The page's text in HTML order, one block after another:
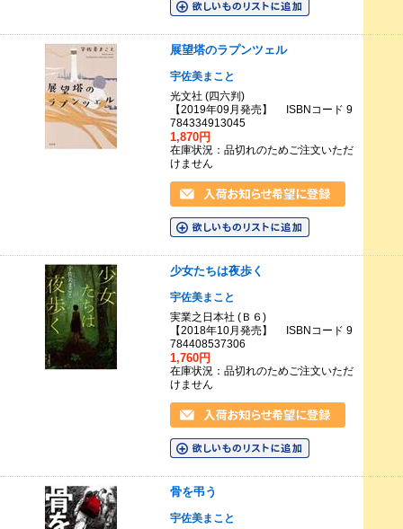
展望塔のラプンツェル
宇佐美まこと
光文社 (四六判)
【2019年09月発売】 ISBNコード 9
784334913045
1,870円
在庫状況：品切れのためご注文いただ
けません
少女たちは夜歩く
宇佐美まこと
実業之日本社 (Ｂ６)
【2018年10月発売】 ISBNコード 9
784408537306
1,760円
在庫状況：品切れのためご注文いただ
けません
骨を弔う
宇佐美まこと